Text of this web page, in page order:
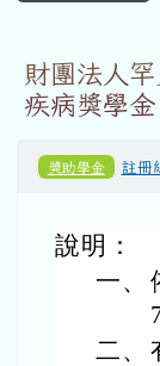
財團法人
疾病獎學金
獎助學金 註冊
說明：
一、
二、